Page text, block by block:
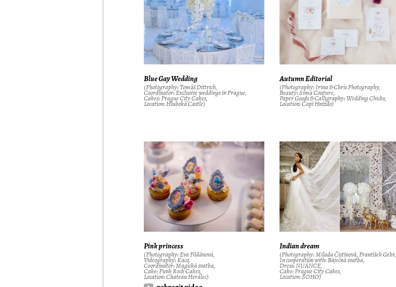
Blue Gay Wedding
(Photography: Tomáš Dittrich,
Coordinator: Exclusive weddings in Prague,
Cakes: Prague City Cakes,
Location: Hluboká Castle)
Autumn Editorial
(Photography: Irina & Chris Photography,
Beauty: Sima Couture,
Paper Goods & Calligraphy: Wedding Chicks,
Location: Čapí Hnízdo)
Pink princess
(Photography: Eva Fildánová,
Videography: Kaco,
Coordinator: Magická svatba,
Cake: Punk Rock Cakes,
Location: Chateau Herálec)
Indian dream
(Photography: Milada Čistínová, František Gebr,
In cooperation with: Báječná svatba,
Dress: NUANCE,
Cake: Prague City Cakes,
Location: SOHO)